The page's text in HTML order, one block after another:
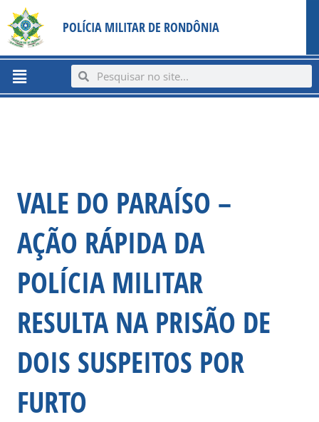
content
para
conteúdo
POLÍCIA MILITAR DE RONDÔNIA
Menu SearchSearch
VALE DO PARAÍSO –
AÇÃO RÁPIDA DA
POLÍCIA MILITAR
RESULTA NA PRISÃO DE
DOIS SUSPEITOS POR
FURTO